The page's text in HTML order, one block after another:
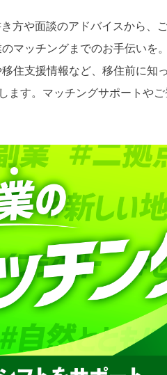
方や面談のアドバイスから、
マッチングまでのお手伝いを
住支援情報など、移住前に知
ます。マッチングサポートやご